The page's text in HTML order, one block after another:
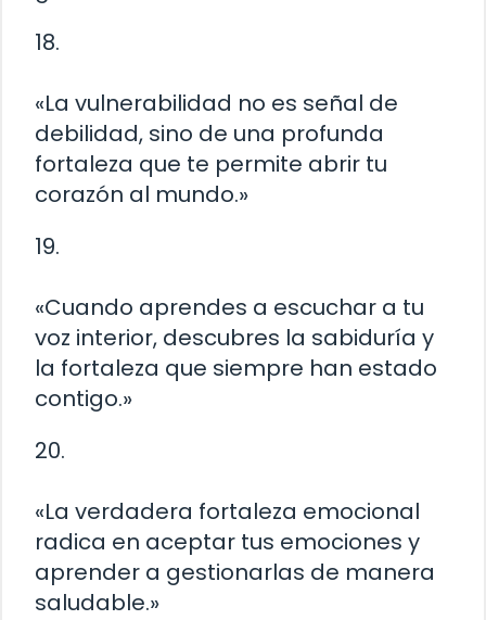
18.
«La vulnerabilidad no es señal de
debilidad, sino de una profunda
fortaleza que te permite abrir tu
corazón al mundo.»
19.
«Cuando aprendes a escuchar a tu
voz interior, descubres la sabiduría y
la fortaleza que siempre han estado
contigo.»
20.
«La verdadera fortaleza emocional
radica en aceptar tus emociones y
aprender a gestionarlas de manera
saludable.»